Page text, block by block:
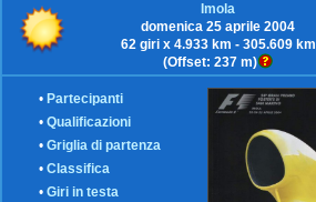
Imola
domenica 25 aprile 2004
62 giri x 4.933 km - 305.609 km
(Offset: 237 m)
• Partecipanti
• Qualificazioni
• Griglia di partenza
• Classifica
• Giri in testa